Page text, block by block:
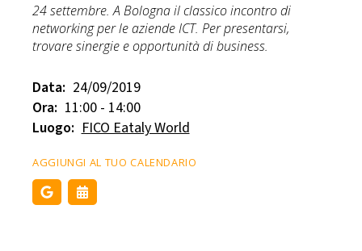
24 settembre. A Bologna il classico incontro di
networking per le aziende ICT. Per presentarsi,
trovare sinergie e opportunità di business.
Data: 24/09/2019
Ora: 11:00 - 14:00
Luogo: FICO Eataly World
AGGIUNGI AL TUO CALENDARIO